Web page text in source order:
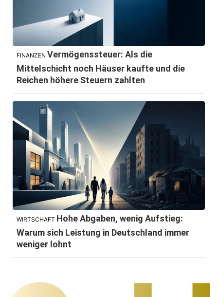
FINANZEN Vermögenssteuer: Als die
Mittelschicht noch Häuser kaufte und die
Reichen höhere Steuern zahlten
WIRTSCHAFT Hohe Abgaben, wenig Aufstieg:
Warum sich Leistung in Deutschland immer
weniger lohnt